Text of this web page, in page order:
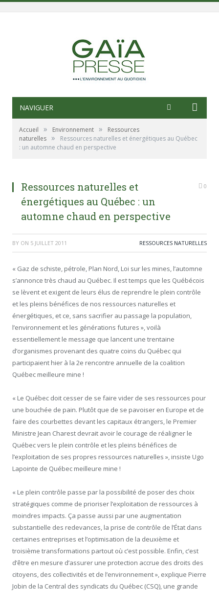
NAVIGUER
Accueil » Environnement »
Ressources
naturelles »
Ressources naturelles et énergétiques au Québec
: un automne chaud en perspective
Ressources naturelles et
énergétiques au Québec : un
automne chaud en perspective
0
BY ON 5 JUILLET 2011 RESSOURCES NATURELLES
« Gaz de schiste, pétrole, Plan Nord, Loi sur les mines, l’automne
s’annonce très chaud au Québec. Il est temps que les Québécois
se lèvent et exigent de leurs élus de reprendre le plein contrôle
et les pleins bénéfices de nos ressources naturelles et
énergétiques, et ce, sans sacrifier au passage la population,
l’environnement et les générations futures », voilà
essentiellement le message que lancent une trentaine
d’organismes provenant des quatre coins du Québec qui
participaient hier à la 2e rencontre annuelle de la coalition
Québec meilleure mine !
« Le Québec doit cesser de se faire vider de ses ressources pour
une bouchée de pain. Plutôt que de se pavoiser en Europe et de
faire des courbettes devant les capitaux étrangers, le Premier
Ministre Jean Charest devrait avoir le courage de réaligner le
Québec vers le plein contrôle et les pleins bénéfices de
l’exploitation de ses propres ressources naturelles », insiste Ugo
Lapointe de Québec meilleure mine !
« Le plein contrôle passe par la possibilité de poser des choix
stratégiques comme de prioriser l’exploitation de ressources à
moindres impacts. Ça passe aussi par une augmentation
substantielle des redevances, la prise de contrôle de l’État dans
certaines entreprises et l’optimisation de la deuxième et
troisième transformations partout où c’est possible. Enfin, c’est
d’être en mesure d’assurer une protection accrue des droits des
citoyens, des collectivités et de l’environnement », explique Pierre
Jobin de la Central des syndicats du Québec (CSQ), une grande